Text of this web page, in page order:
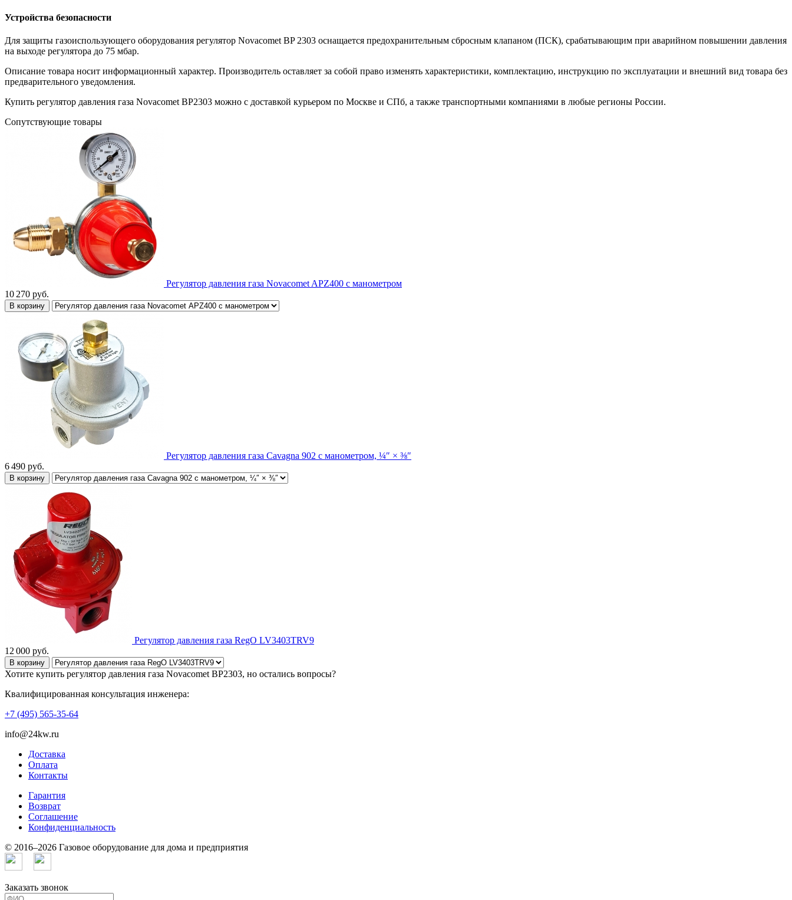
Устройства безопасности
Для защиты газоиспользующего оборудования регулятор Novacomet BP 2303 оснащается предохранительным сбросным клапаном (ПСК), срабатывающим при аварийном повышении давления
на выходе регулятора до 75 мбар.
Описание товара носит информационный характер. Производитель оставляет за собой право изменять характеристики, комплектацию, инструкцию по эксплуатации и внешний вид товара без
предварительного уведомления.
Купить регулятор давления газа Novacomet BP2303 можно с доставкой курьером по Москве и СПб, а также транспортными компаниями в любые регионы России.
Сопутствующие товары
Регулятор давления газа Novacomet APZ400 с манометром
10 270 руб.
В корзину
Регулятор давления газа Cavagna 902 с манометром, ¼″ × ⅜″
6 490 руб.
В корзину
Регулятор давления газа RegO LV3403TRV9
12 000 руб.
В корзину
Хотите купить регулятор давления газа Novacomet BP2303, но остались вопросы?
Квалифицированная консультация инженера:
+7 (495) 565-35-64
info@24kw.ru
Доставка
Оплата
Контакты
Гарантия
Возврат
Cоглашение
Конфиденциальность
© 2016–2026 Газовое оборудование для дома и предприятия
Заказать звонок